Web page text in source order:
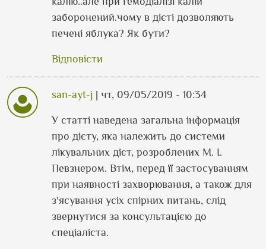
заборонений.чому в дієті дозволяють
печені яблука? Як бути?
Відповісти
san-ayt-j| чт, 09/05/2019 - 10:34
У відповідь доЗнаю що запечені яблука
У статті наведена загальна інформація
про дієту, яка належить до системи
лікувальних дієт, розроблених М. І.
Певзнером. Втім, перед її застосуванням
при наявності захворювання, а також для
з'ясування усіх спірних питань, слід
звернутися за консультацією до
спеціаліста.